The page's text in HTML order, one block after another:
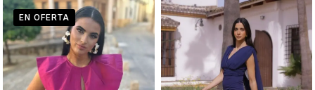
EN OFERTA